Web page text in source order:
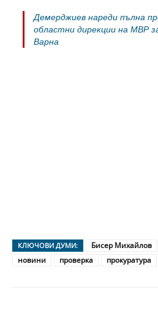
Демерджиев нареди пълна
областни дирекции на МВР
Варна
КЛЮЧОВИ ДУМИ: Бисер Михайлов
новини
проверка прокуратура